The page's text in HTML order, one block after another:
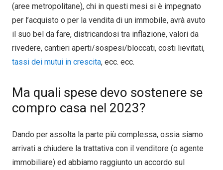
(aree metropolitane), chi in questi mesi si è impegnato
per l’acquisto o per la vendita di un immobile, avrà avuto
il suo bel da fare, districandosi tra inflazione, valori da
rivedere, cantieri aperti/sospesi/bloccati, costi lievitati,
tassi dei mutui in crescita, ecc. ecc.
Ma quali spese devo sostenere se
compro casa nel 2023?
Dando per assolta la parte più complessa, ossia siamo
arrivati a chiudere la trattativa con il venditore (o agente
immobiliare) ed abbiamo raggiunto un accordo sul